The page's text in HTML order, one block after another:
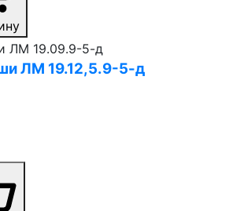
ЛМ 19.12,5.9⁠-⁠5⁠-⁠д